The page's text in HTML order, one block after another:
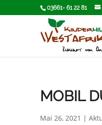
03661- 61 22 81
MOBIL
Mai 26, 2021 |